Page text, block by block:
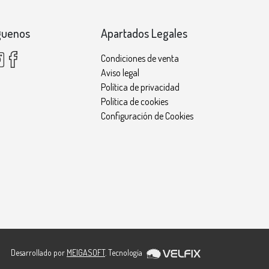
Apartados Legales
Condiciones de venta
Aviso legal
Política de privacidad
Política de cookies
Configuración de Cookies
Desarrollado por MEIGASOFT. Tecnología